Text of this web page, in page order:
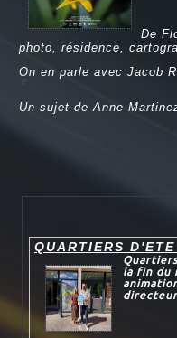
De
photo, résidence,
On en parle avec Jacob
e
Un sujet de Anne
QUARTIERS
la fin du